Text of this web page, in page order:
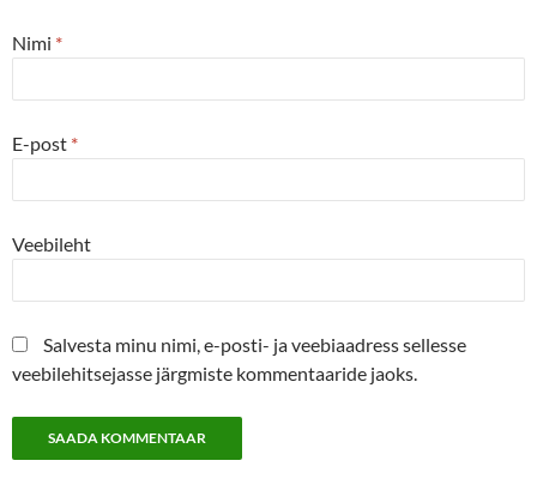
Nimi *
E-post *
Veebileht
Salvesta minu nimi, e-posti- ja veebiaadress sellesse
veebilehitsejasse järgmiste kommentaaride jaoks.